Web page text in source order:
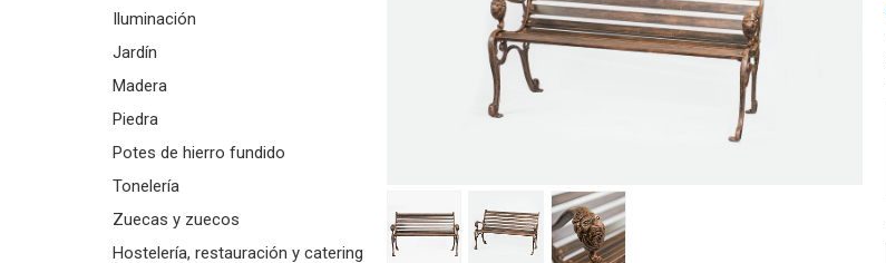
Iluminación
Jardín
Madera
Piedra
Potes de hierro fundido
Tonelería
Zuecas y zuecos
Hostelería, restauración y catering